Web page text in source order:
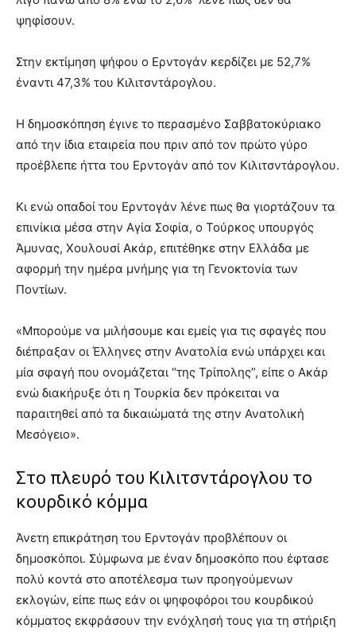
ψηφίσουν.
Στην εκτίμηση ψήφου ο Ερντογάν κερδίζει με 52,7%
έναντι 47,3% του Κιλιτσντάρογλου.
Η δημοσκόπηση έγινε το περασμένο Σαββατοκύριακο
από την ίδια εταιρεία που πριν από τον πρώτο γύρο
προέβλεπε ήττα του Ερντογάν από τον Κιλιτσντάρογλου.
Κι ενώ οπαδοί του Ερντογάν λένε πως θα γιορτάζουν τα
επινίκια μέσα στην Αγία Σοφία, ο Τούρκος υπουργός
Άμυνας, Χουλουσί Ακάρ, επιτέθηκε στην Ελλάδα με
αφορμή την ημέρα μνήμης για τη Γενοκτονία των
Ποντίων.
«Μπορούμε να μιλήσουμε και εμείς για τις σφαγές που
διέπραξαν οι Έλληνες στην Ανατολία ενώ υπάρχει και
μία σφαγή που ονομάζεται “της Τρίπολης”, είπε ο Ακάρ
ενώ διακήρυξε ότι η Τουρκία δεν πρόκειται να
παραιτηθεί από τα δικαιώματά της στην Ανατολική
Μεσόγειο».
Στο πλευρό του Κιλιτσντάρογλου το
κουρδικό κόμμα
Άνετη επικράτηση του Ερντογάν προβλέπουν οι
δημοσκόποι. Σύμφωνα με έναν δημοσκόπο που έφτασε
πολύ κοντά στο αποτέλεσμα των προηγούμενων
εκλογών, είπε πως εάν οι ψηφοφόροι του κουρδικού
κόμματος εκφράσουν την ενόχλησή τους για τη στήριξη